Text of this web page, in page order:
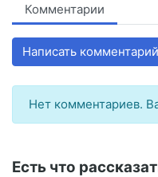
Комментарии
Написать комментарий
Нет комментариев.
Есть что